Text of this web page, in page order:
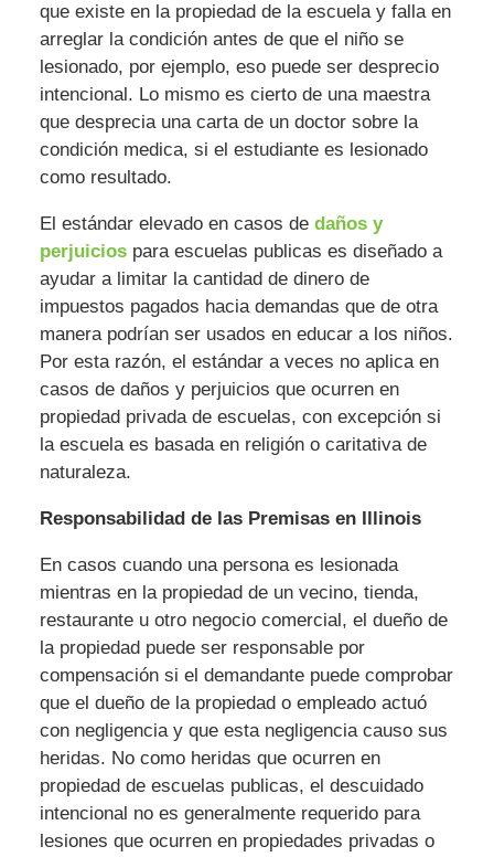
que existe en la propiedad de la escuela y falla en
arreglar la condición antes de que el niño se
lesionado, por ejemplo, eso puede ser desprecio
intencional. Lo mismo es cierto de una maestra
que desprecia una carta de un doctor sobre la
condición medica, si el estudiante es lesionado
como resultado.
El estándar elevado en casos de daños y
perjuiciospara escuelas publicas es diseñado a
ayudar a limitar la cantidad de dinero de
impuestos pagados hacia demandas que de otra
manera podrían ser usados en educar a los niños.
Por esta razón, el estándar a veces no aplica en
casos de daños y perjuicios que ocurren en
propiedad privada de escuelas, con excepción si
la escuela es basada en religión o caritativa de
naturaleza.
Responsabilidad de las Premisas en Illinois
En casos cuando una persona es lesionada
mientras en la propiedad de un vecino, tienda,
restaurante u otro negocio comercial, el dueño de
la propiedad puede ser responsable por
compensación si el demandante puede comprobar
que el dueño de la propiedad o empleado actuó
con negligencia y que esta negligencia causo sus
heridas. No como heridas que ocurren en
propiedad de escuelas publicas, el descuidado
intencional no es generalmente requerido para
lesiones que ocurren en propiedades privadas o